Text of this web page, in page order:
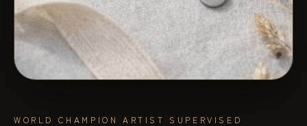
WORLD CHAMPION ARTIST SUPERVISED